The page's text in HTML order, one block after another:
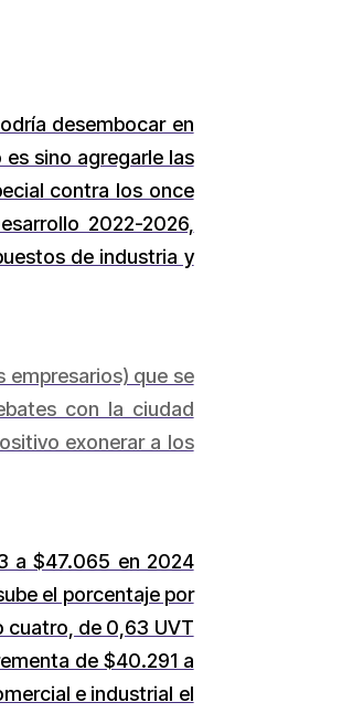
desembocar en
sino agregarle las
contra los once
2022-2026,
de industria y
empresarios) que se
con la ciudad
exonerar a los
a $47.065 en 2024
el porcentaje por
cuatro, de 0,63 UVT
de $40.291 a
e industrial el